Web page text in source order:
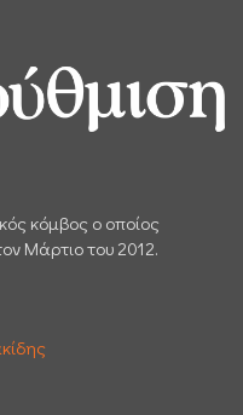
κόμβος ο οποίος
Μάρτιο του 2012.